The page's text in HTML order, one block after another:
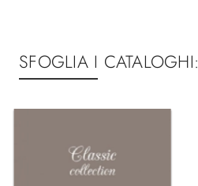
SFOGLIA I CATALOGHI: